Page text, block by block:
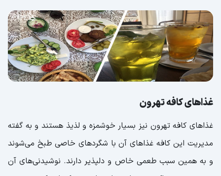
غذاهای کافه تهرون
غذاهای کافه تهرون نیز بسیار خوشمزه و لذیذ هستند و به گفته
مدیریت این کافه غذاهای آن با شگردهای خاصی طبخ می‌شوند
و به همین سبب طعمی خاص و دلپذیر دارند. نوشیدنی‌های آن